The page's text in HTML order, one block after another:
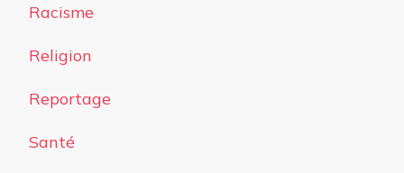
Racisme
Religion
Reportage
Santé